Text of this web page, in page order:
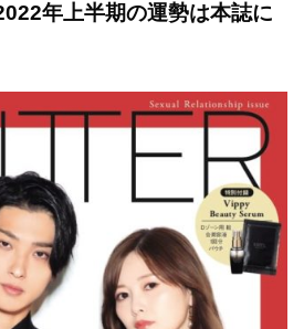
年上半期の運勢は本誌に